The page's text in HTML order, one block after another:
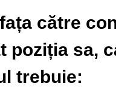
către
sa,
trebuie: